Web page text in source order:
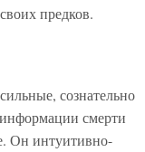
предков.
сознательно
информации смерти
Он интуитивно-